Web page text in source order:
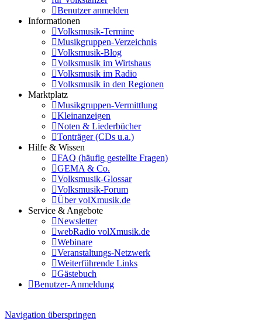
Benutzer anmelden
Informationen
Volksmusik-Termine
Musikgruppen-Verzeichnis
Volksmusik-Blog
Volksmusik im Wirtshaus
Volksmusik im Radio
Volksmusik in den Regionen
Marktplatz
Musikgruppen-Vermittlung
Kleinanzeigen
Noten & Liederbücher
Tonträger (CDs u.a.)
Hilfe & Wissen
FAQ (häufig gestellte Fragen)
GEMA & Co.
Volksmusik-Glossar
Volksmusik-Forum
Über volXmusik.de
Service & Angebote
Newsletter
webRadio volXmusik.de
Webinare
Veranstaltungs-Netzwerk
Weiterführende Links
Gästebuch
Benutzer-Anmeldung
Navigation überspringen